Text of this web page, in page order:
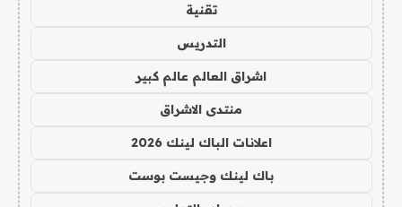
تقنية
التدريس
اشراق العالم عالم كبير
منتدى الاشراق
اعلانات الباك لينك 2026
باك لينك وجيست بوست